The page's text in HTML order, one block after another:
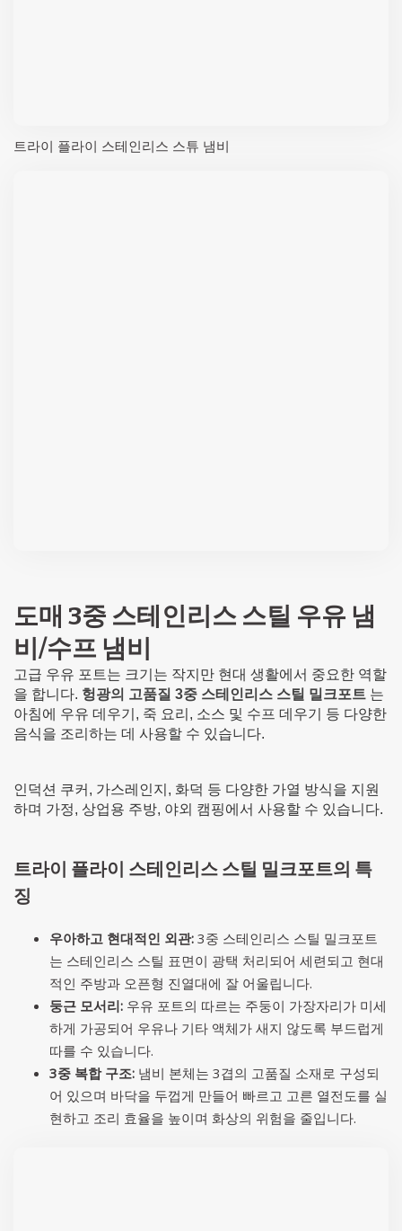
트라이 플라이 스테인리스 스튜 냄비
도매 3중 스테인리스 스틸 우유 냄
비/수프 냄비
고급 우유 포트는 크기는 작지만 현대 생활에서 중요한 역할
을 합니다. 헝광의 고품질 3중 스테인리스 스틸 밀크포트 는
아침에 우유 데우기, 죽 요리, 소스 및 수프 데우기 등 다양한
음식을 조리하는 데 사용할 수 있습니다.
인덕션 쿠커, 가스레인지, 화덕 등 다양한 가열 방식을 지원
하며 가정, 상업용 주방, 야외 캠핑에서 사용할 수 있습니다.
트라이 플라이 스테인리스 스틸 밀크포트의 특
징
우아하고 현대적인 외관: 3중 스테인리스 스틸 밀크포트
는 스테인리스 스틸 표면이 광택 처리되어 세련되고 현대
적인 주방과 오픈형 진열대에 잘 어울립니다.
둥근 모서리: 우유 포트의 따르는 주둥이 가장자리가 미세
하게 가공되어 우유나 기타 액체가 새지 않도록 부드럽게
따를 수 있습니다.
3중 복합 구조: 냄비 본체는 3겹의 고품질 소재로 구성되
어 있으며 바닥을 두껍게 만들어 빠르고 고른 열전도를 실
현하고 조리 효율을 높이며 화상의 위험을 줄입니다.